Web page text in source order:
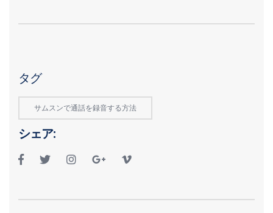
タグ
サムスンで通話を録音する方法
シェア: